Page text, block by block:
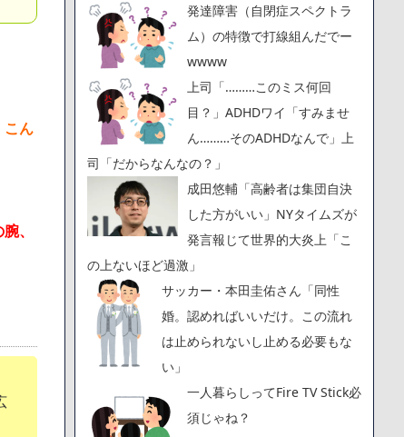
こん
、
発達障害（自閉症スペクトラ
ム）の特徴で打線組んだでー
wwww
上司「………このミス何回
目？」ADHDワイ「すみませ
ん………そのADHDなんで」上
司「だからなんなの？」
成田悠輔「高齢者は集団自決
した方がいい」NYタイムズが
発言報じて世界的大炎上「こ
の上ないほど過激」
サッカー・本田圭佑さん「同性
婚。認めればいいだけ。この流れ
は止められないし止める必要もな
い」
一人暮らしってFire TV Stick必
須じゃね？